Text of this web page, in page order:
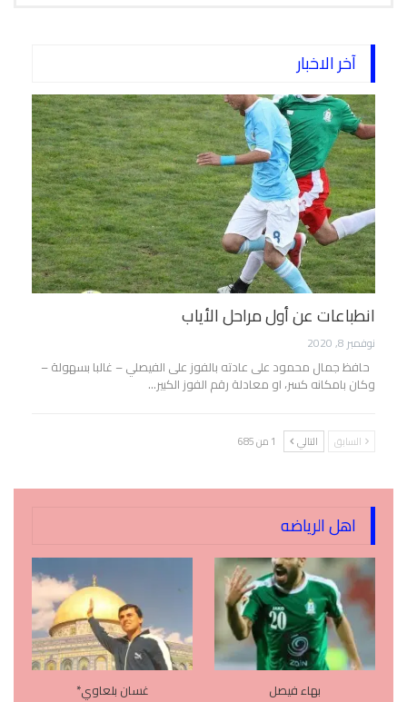
آخر الاخبار
انطباعات عن أول مراحل الأياب
نوفمبر 8, 2020
حافظ جمال محمود على عادته بالفوز على الفيصلي – غالبا بسهولة –
وكان بامكانه كسر، او معادلة رقم الفوز الكبير…
السابق التالي 1 من 685
اهل الرياضه
بهاء فيصل غسان بلعاوي*